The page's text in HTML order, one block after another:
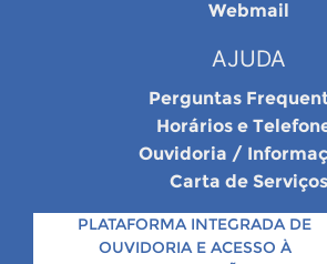
Webmail
AJUDA
Perguntas
Horários e
Ouvidoria /
Carta de Serviços
PLATAFORMA INTEGRADA DE
OUVIDORIA E ACESSO À